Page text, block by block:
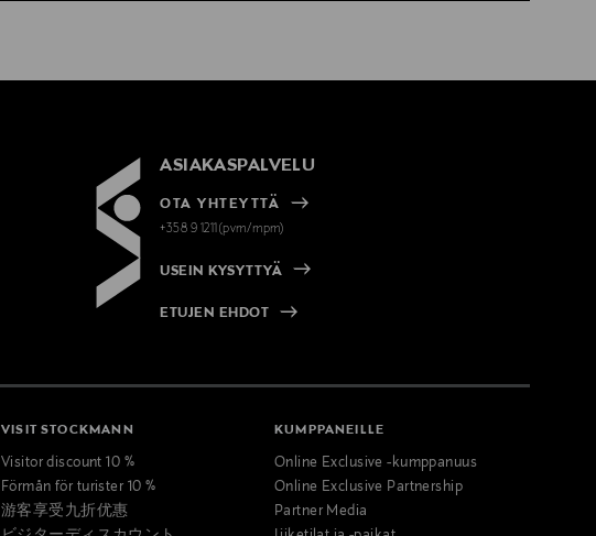
ASIAKASPALVELU
OTA YHTEYTTÄ
+358 9 1211(pvm/mpm)
USEIN KYSYTTYÄ
ETUJEN EHDOT
VISIT STOCKMANN
Visitor discount 10 %
Förmån för turister 10 %
游客享受九折优惠
KUMPPANEILLE
Online Exclusive -kumppanuus
Online Exclusive Partnership
Partner Media